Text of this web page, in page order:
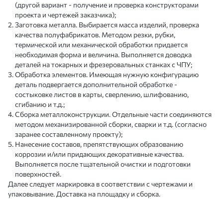
(другой вариант - получение и проверка конструкторами
проекта и чертежей заказчика);
Заготовка металла. Выбирается масса изделий, проверка
качества полуфабрикатов. Методом резки, рубки,
термической или механической обработки придается
необходимая форма и величина. Выполняется доводка
деталей на токарных и фрезеровальных станках с ЧПУ;
Обработка элементов. Имеющая нужную конфигурацию
деталь подвергается дополнительной обработке -
состыковке листов в карты, сверлению, шлифованию,
сгибанию и т.д.;
Сборка металлоконструкции. Отдельные части соединяются
методом механизированной сборки, сварки и т.д. (согласно
заранее составленному проекту);
Нанесение составов, препятствующих образованию
коррозии и/или придающих декоративные качества.
Выполняется после тщательной очистки и подготовки
поверхностей.
Далее следует маркировка в соответствии с чертежами и
упаковывание. Доставка на площадку и сборка.